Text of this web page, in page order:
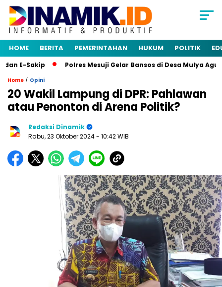
HOME BERITA PEMERINTAHAN HUKUM POLITIK
E-Sakip Polres Mesuji Gelar Bansos di Desa Mulya Agung,
Home / Opini
20 Wakil Lampung di DPR: Pahlawan
atau Penonton di Arena Politik?
Redaksi Dinamik
Rabu, 23 Oktober 2024- 10:42 WIB